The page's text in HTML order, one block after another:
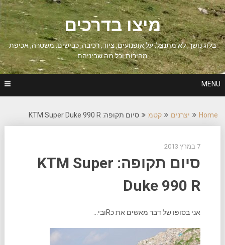
Skip
to
content
מיצו בדרכים
בלוג נושך, לא מתנצל, על אופנועים, ציוד, רכיבה, כבישים, משטרה, אכיפת
מהירות וכל מה שביניהם
MENU
Home יצרנים קטמ סיום תקופה: KTM Super Duke 990 R
7 במרץ 2013
סיום תקופה: KTM Super
Duke 990 R
אני בסופו של דבר מאשים את כRובי…